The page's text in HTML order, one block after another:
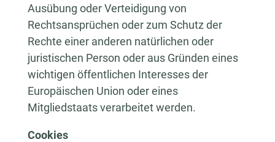
Ausübung oder Verteidigung von
Rechtsansprüchen oder zum Schutz der
Rechte einer anderen natürlichen oder
juristischen Person oder aus Gründen eines
wichtigen öffentlichen Interesses der
Europäischen Union oder eines
Mitgliedstaats verarbeitet werden.
Cookies